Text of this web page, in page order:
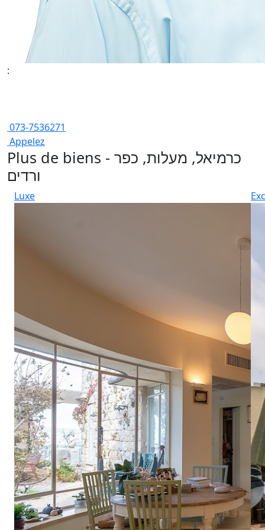
:
073-7536271
Appelez
Plus de biens - כרמיאל, מעלות, כפר
ורדים
Luxe